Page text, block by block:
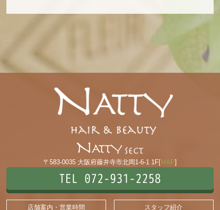
〒583-0035 大阪府藤井寺市北岡1-6-1 1F[MAP]
TEL 072-931-2258
店舗案内・営業時間 スタッフ紹介